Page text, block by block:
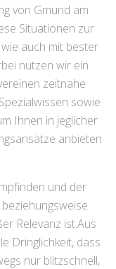
von Gmund am
Situationen zur
auch mit bester
nutzen wir ein
zeitnahe
sowie
Ihnen in jeglicher
anbieten
und der
Relevanz ist.Aus
Dringlichkeit, dass
nur blitzschnell,